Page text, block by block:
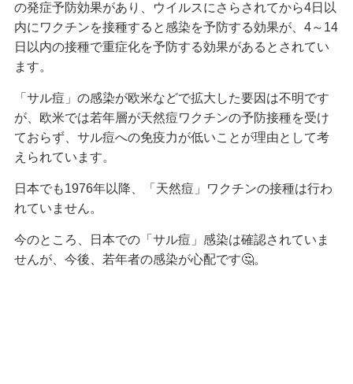
の発症予防効果があり、ウイルスにさらされてから4日以
内にワクチンを接種すると感染を予防する効果が、4～14
日以内の接種で重症化を予防する効果があるとされてい
ます。
「サル痘」の感染が欧米などで拡大した要因は不明です
が、欧米では若年層が天然痘ワクチンの予防接種を受け
ておらず、サル痘への免疫力が低いことが理由として考
えられています。
日本でも1976年以降、「天然痘」ワクチンの接種は行わ
れていません。
今のところ、日本での「サル痘」感染は確認されていま
せんが、今後、若年者の感染が心配です🤔。